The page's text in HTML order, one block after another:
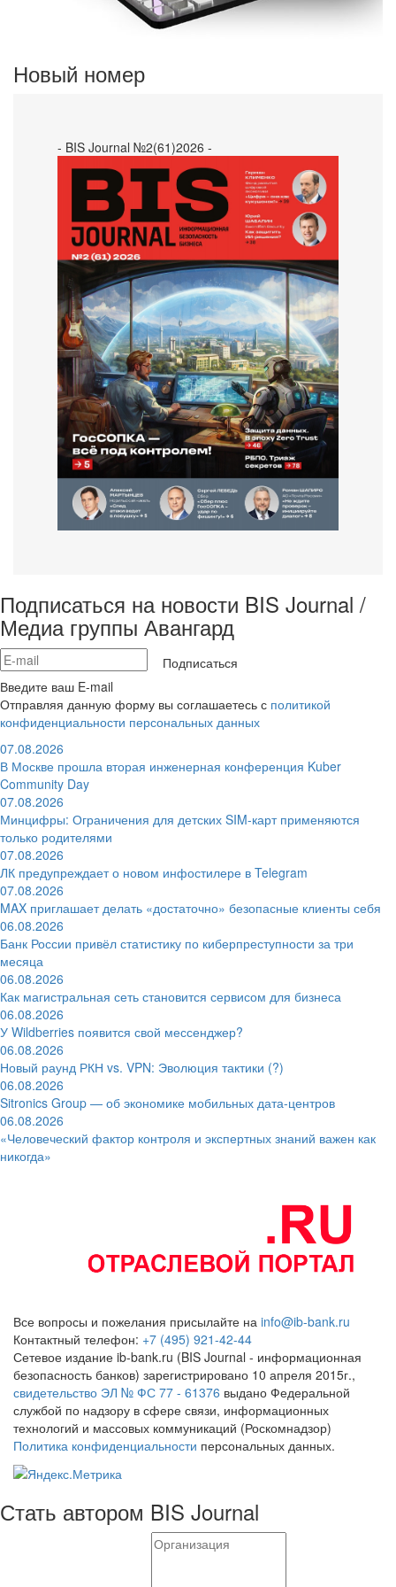
Новый номер
- BIS Journal №2(61)2026 -
Подписаться на новости BIS Journal /
Медиа группы Авангард
Подписаться
Введите ваш E-mail
Отправляя данную форму вы соглашаетесь с политикой
конфиденциальности персональных данных
07.08.2026
В Москве прошла вторая инженерная конференция Kuber
Community Day
07.08.2026
Минцифры: Ограничения для детских SIM-карт применяются
только родителями
07.08.2026
ЛК предупреждает о новом инфостилере в Telegram
07.08.2026
MAX приглашает делать «достаточно» безопасные клиенты себя
06.08.2026
Банк России привёл статистику по киберпреступности за три
месяца
06.08.2026
Как магистральная сеть становится сервисом для бизнеса
06.08.2026
У Wildberries появится свой мессенджер?
06.08.2026
Новый раунд РКН vs. VPN: Эволюция тактики (?)
06.08.2026
Sitronics Group — об экономике мобильных дата-центров
06.08.2026
«Человеческий фактор контроля и экспертных знаний важен как
никогда»
Все вопросы и пожелания присылайте на info@ib-bank.ru
Контактный телефон: +7 (495) 921-42-44
Сетевое издание ib-bank.ru (BIS Journal - информационная
безопасность банков) зарегистрировано 10 апреля 2015г.,
свидетельство ЭЛ № ФС 77 - 61376 выдано Федеральной
службой по надзору в сфере связи, информационных
технологий и массовых коммуникаций (Роскомнадзор)
Политика конфиденциальности персональных данных.
Стать автором BIS Journal